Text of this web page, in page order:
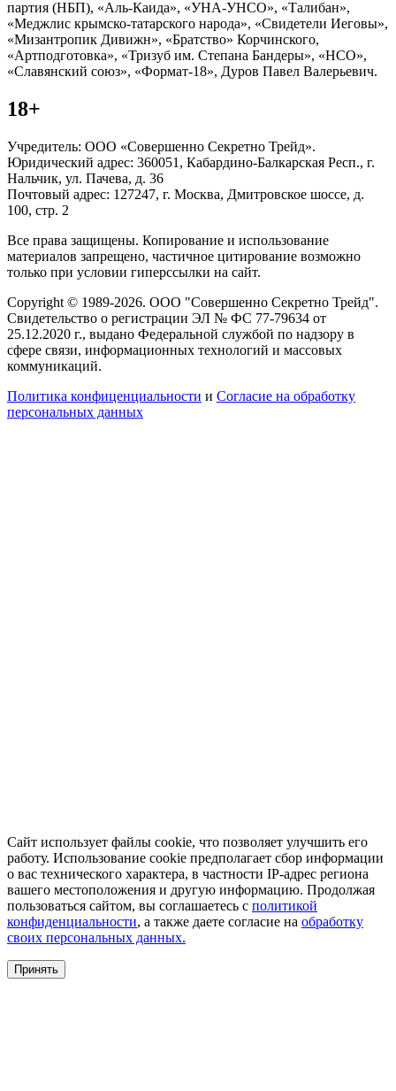
партия (НБП), «Аль-Каида», «УНА-УНСО», «Талибан»,
«Меджлис крымско-татарского народа», «Свидетели Иеговы»,
«Мизантропик Дивижн», «Братство» Корчинского,
«Артподготовка», «Тризуб им. Степана Бандеры», «НСО»,
«Славянский союз», «Формат-18», Дуров Павел Валерьевич.
18+
Учредитель: ООО «Совершенно Секретно Трейд».
Юридический адрес: 360051, Кабардино-Балкарская Респ., г.
Нальчик, ул. Пачева, д. 36
Почтовый адрес: 127247, г. Москва, Дмитровское шоссе, д.
100, стр. 2
Все права защищены. Копирование и использование
материалов запрещено, частичное цитирование возможно
только при условии гиперссылки на сайт.
Copyright © 1989-2026. ООО "Совершенно Секретно Трейд".
Свидетельство о регистрации ЭЛ № ФС 77-79634 от
25.12.2020 г., выдано Федеральной службой по надзору в
сфере связи, информационных технологий и массовых
коммуникаций.
Политика конфиценциальности и Согласие на обработку
персональных данных
Сайт использует файлы cookie, что позволяет улучшить его
работу. Использование cookie предполагает сбор информации
о вас технического характера, в частности IP-адрес региона
вашего местоположения и другую информацию. Продолжая
пользоваться сайтом, вы соглашаетесь с политикой
конфиденциальности, а также даете согласие на обработку
своих персональных данных.
Принять